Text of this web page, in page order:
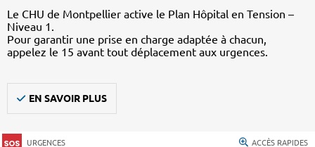
Le CHU de Montpellier active le Plan Hôpital en Tension –
Niveau 1.
Pour garantir une prise en charge adaptée à chacun,
appelez le 15 avant tout déplacement aux urgences.
EN SAVOIR PLUS
URGENCES ACCÈS RAPIDES